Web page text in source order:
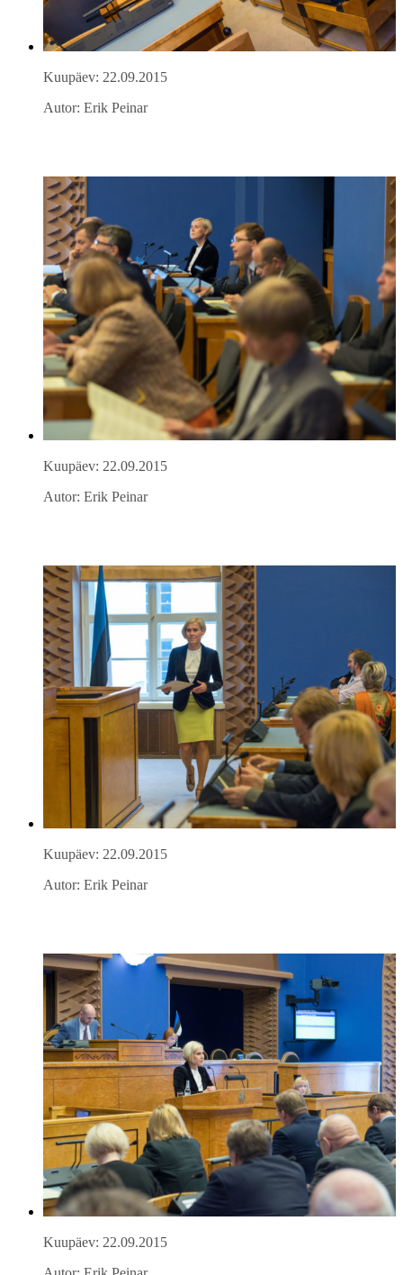
Kuupäev: 22.09.2015
Autor: Erik Peinar
Kuupäev: 22.09.2015
Autor: Erik Peinar
Kuupäev: 22.09.2015
Autor: Erik Peinar
Kuupäev: 22.09.2015